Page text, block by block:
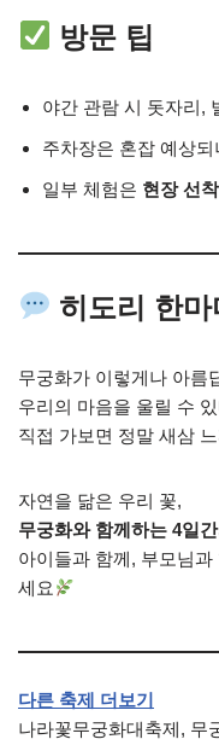
방문 팁
야간 관람 시 돗자리,
주차장은 혼잡 예상되
일부 체험은 현장 선
히도리 한마
무궁화가 이렇게나 아름
우리의 마음을 울릴 수
직접 가보면 정말 새삼
자연을 닮은 우리 꽃,
무궁화와 함께하는 4일
아이들과 함께, 부모님
세요
다른 축제 더보기
나라꽃무궁화대축제, 무